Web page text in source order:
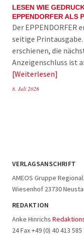
LESEN WIE
EPPENDORFER ALS
Der
seitige Printausgabe.
erschienen, die
Anzeigenschluss ist
Weiterlesen
8. Juli 2026
VERLAGSANSCHRIFT
AMEOS Gruppe
Wiesenhof 23730
REDAKTION
Anke Hinrichs
24 Fax +49 (0) 40 413 585